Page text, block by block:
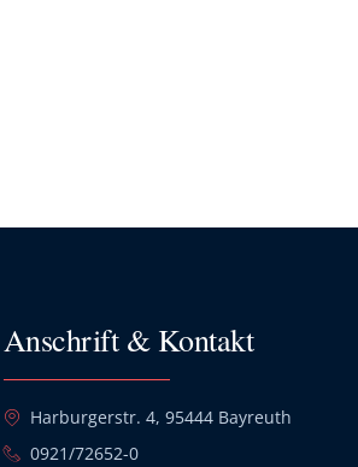
Anschrift & Kontakt
Harburgerstr. 4, 95444 Bayreuth
0921/72652-0